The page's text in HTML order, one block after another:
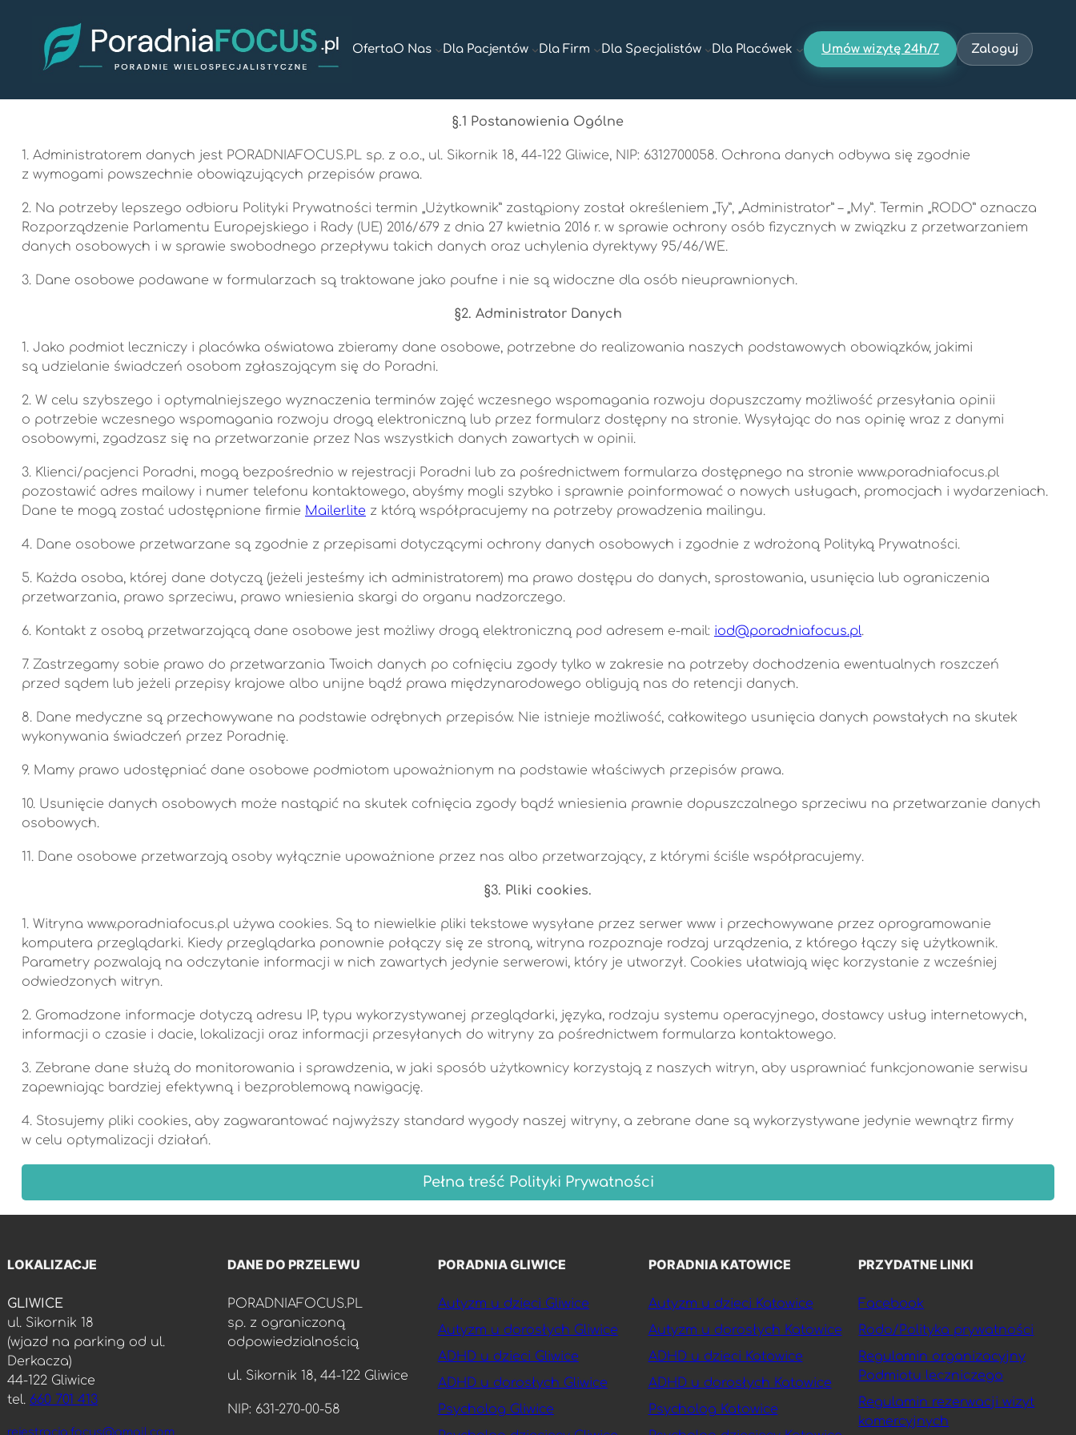
OfertaO Nas Dla Pacjentów Dla Firm Dla Specjalistów Dla Placówek Umów wizytę 24h/7 Zaloguj
§.1 Postanowienia Ogólne
1. Administratorem danych jest PORADNIAFOCUS.PL sp. z o.o., ul. Sikornik 18, 44-122 Gliwice, NIP: 6312700058. Ochrona danych odbywa się zgodnie
z wymogami powszechnie obowiązujących przepisów prawa.
2. Na potrzeby lepszego odbioru Polityki Prywatności termin „Użytkownik” zastąpiony został określeniem „Ty”, „Administrator” – „My”. Termin „RODO” oznacza
Rozporządzenie Parlamentu Europejskiego i Rady (UE) 2016/679 z dnia 27 kwietnia 2016 r. w sprawie ochrony osób fizycznych w związku z przetwarzaniem
danych osobowych i w sprawie swobodnego przepływu takich danych oraz uchylenia dyrektywy 95/46/WE.
3. Dane osobowe podawane w formularzach są traktowane jako poufne i nie są widoczne dla osób nieuprawnionych.
§2. Administrator Danych
1. Jako podmiot leczniczy i placówka oświatowa zbieramy dane osobowe, potrzebne do realizowania naszych podstawowych obowiązków, jakimi
są udzielanie świadczeń osobom zgłaszającym się do Poradni.
2. W celu szybszego i optymalniejszego wyznaczenia terminów zajęć wczesnego wspomagania rozwoju dopuszczamy możliwość przesyłania opinii
o potrzebie wczesnego wspomagania rozwoju drogą elektroniczną lub przez formularz dostępny na stronie. Wysyłając do nas opinię wraz z danymi
osobowymi, zgadzasz się na przetwarzanie przez Nas wszystkich danych zawartych w opinii.
3. Klienci/pacjenci Poradni, mogą bezpośrednio w rejestracji Poradni lub za pośrednictwem formularza dostępnego na stronie www.poradniafocus.pl
pozostawić adres mailowy i numer telefonu kontaktowego, abyśmy mogli szybko i sprawnie poinformować o nowych usługach, promocjach i wydarzeniach.
Dane te mogą zostać udostępnione firmie Mailerlite z którą współpracujemy na potrzeby prowadzenia mailingu.
4. Dane osobowe przetwarzane są zgodnie z przepisami dotyczącymi ochrony danych osobowych i zgodnie z wdrożoną Polityką Prywatności.
5. Każda osoba, której dane dotyczą (jeżeli jesteśmy ich administratorem) ma prawo dostępu do danych, sprostowania, usunięcia lub ograniczenia
przetwarzania, prawo sprzeciwu, prawo wniesienia skargi do organu nadzorczego.
6. Kontakt z osobą przetwarzającą dane osobowe jest możliwy drogą elektroniczną pod adresem e-mail: iod@poradniafocus.pl.
7. Zastrzegamy sobie prawo do przetwarzania Twoich danych po cofnięciu zgody tylko w zakresie na potrzeby dochodzenia ewentualnych roszczeń
przed sądem lub jeżeli przepisy krajowe albo unijne bądź prawa międzynarodowego obligują nas do retencji danych.
8. Dane medyczne są przechowywane na podstawie odrębnych przepisów. Nie istnieje możliwość, całkowitego usunięcia danych powstałych na skutek
wykonywania świadczeń przez Poradnię.
9. Mamy prawo udostępniać dane osobowe podmiotom upoważnionym na podstawie właściwych przepisów prawa.
10. Usunięcie danych osobowych może nastąpić na skutek cofnięcia zgody bądź wniesienia prawnie dopuszczalnego sprzeciwu na przetwarzanie danych
osobowych.
11. Dane osobowe przetwarzają osoby wyłącznie upoważnione przez nas albo przetwarzający, z którymi ściśle współpracujemy.
§3. Pliki cookies.
1. Witryna www.poradniafocus.pl używa cookies. Są to niewielkie pliki tekstowe wysyłane przez serwer www i przechowywane przez oprogramowanie
komputera przeglądarki. Kiedy przeglądarka ponownie połączy się ze stroną, witryna rozpoznaje rodzaj urządzenia, z którego łączy się użytkownik.
Parametry pozwalają na odczytanie informacji w nich zawartych jedynie serwerowi, który je utworzył. Cookies ułatwiają więc korzystanie z wcześniej
odwiedzonych witryn.
2. Gromadzone informacje dotyczą adresu IP, typu wykorzystywanej przeglądarki, języka, rodzaju systemu operacyjnego, dostawcy usług internetowych,
informacji o czasie i dacie, lokalizacji oraz informacji przesyłanych do witryny za pośrednictwem formularza kontaktowego.
3. Zebrane dane służą do monitorowania i sprawdzenia, w jaki sposób użytkownicy korzystają z naszych witryn, aby usprawniać funkcjonowanie serwisu
zapewniając bardziej efektywną i bezproblemową nawigację.
4. Stosujemy pliki cookies, aby zagwarantować najwyższy standard wygody naszej witryny, a zebrane dane są wykorzystywane jedynie wewnątrz firmy
w celu optymalizacji działań.
Pełna treść Polityki Prywatności
LOKALIZACJE
GLIWICE
ul. Sikornik 18
(wjazd na parking od ul.
Derkacza)
44-122 Gliwice
tel. 660 701 413
rejestracja.focus@gmail.com
DANE DO PRZELEWU
PORADNIAFOCUS.PL
sp. z ograniczoną
odpowiedzialnością
ul. Sikornik 18, 44-122 Gliwice
NIP: 631-270-00-58
PORADNIA GLIWICE
Autyzm u dzieci Gliwice
Autyzm u dorosłych Gliwice
ADHD u dzieci Gliwice
ADHD u dorosłych Gliwice
Psycholog Gliwice
PORADNIA KATOWICE
Autyzm u dzieci Katowice
Autyzm u dorosłych Katowice
ADHD u dzieci Katowice
ADHD u dorosłych Katowice
Psycholog Katowice
PRZYDATNE LINKI
Facebook
Rodo/Polityka prywatności
Regulamin organizacyjny
Podmiotu leczniczego
Regulamin rezerwacji wizyt
komercyjnych